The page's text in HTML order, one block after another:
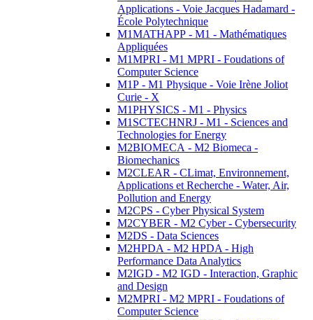
Applications - Voie Jacques Hadamard -
École Polytechnique
M1MATHAPP - M1 - Mathématiques
Appliquées
M1MPRI - M1 MPRI - Foudations of
Computer Science
M1P - M1 Physique - Voie Irène Joliot
Curie - X
M1PHYSICS - M1 - Physics
M1SCTECHNRJ - M1 - Sciences and
Technologies for Energy
M2BIOMECA - M2 Biomeca -
Biomechanics
M2CLEAR - CLimat, Environnement,
Applications et Recherche - Water, Air,
Pollution and Energy
M2CPS - Cyber Physical System
M2CYBER - M2 Cyber - Cybersecurity
M2DS - Data Sciences
M2HPDA - M2 HPDA - High
Performance Data Analytics
M2IGD - M2 IGD - Interaction, Graphic
and Design
M2MPRI - M2 MPRI - Foudations of
Computer Science